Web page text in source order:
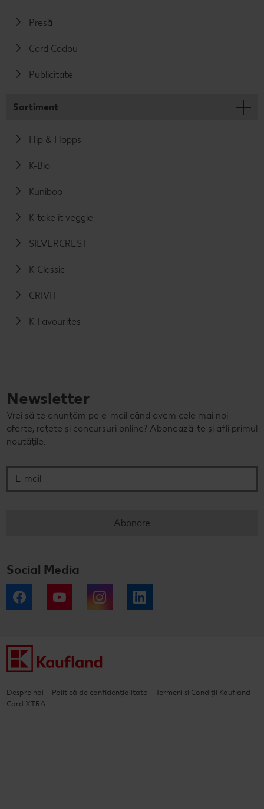
Presă
Card Cadou
Publicitate
Sortiment
Hip & Hopps
K-Bio
Kuniboo
K-take it veggie
SILVERCREST
K-Classic
CRIVIT
K-Favourites
Newsletter
Vrei să te anunțăm pe e-mail când avem cele mai noi
oferte, rețete și concursuri online? Abonează-te și afli primul
noutățile.
Abonare
Social Media
Facebook YouTube Instagram
Despre noi Politică de confidențialitate
Termeni și Condiții Kaufland
Card XTRA